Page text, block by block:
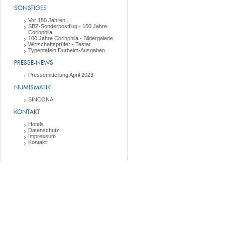
SONSTIGES
Vor 180 Jahren ...
SBZ-Sonderpostflug - 100 Jahre
Corinphila
100 Jahre Corinphila - Bildergalerie
Wirtschaftsprüfer - Testat
Typentafeln Durheim-Ausgaben
PRESSE-NEWS
Pressemitteilung April 2023
NUMISMATIK
SINCONA
KONTAKT
Hotels
Datenschutz
Impressum
Kontakt